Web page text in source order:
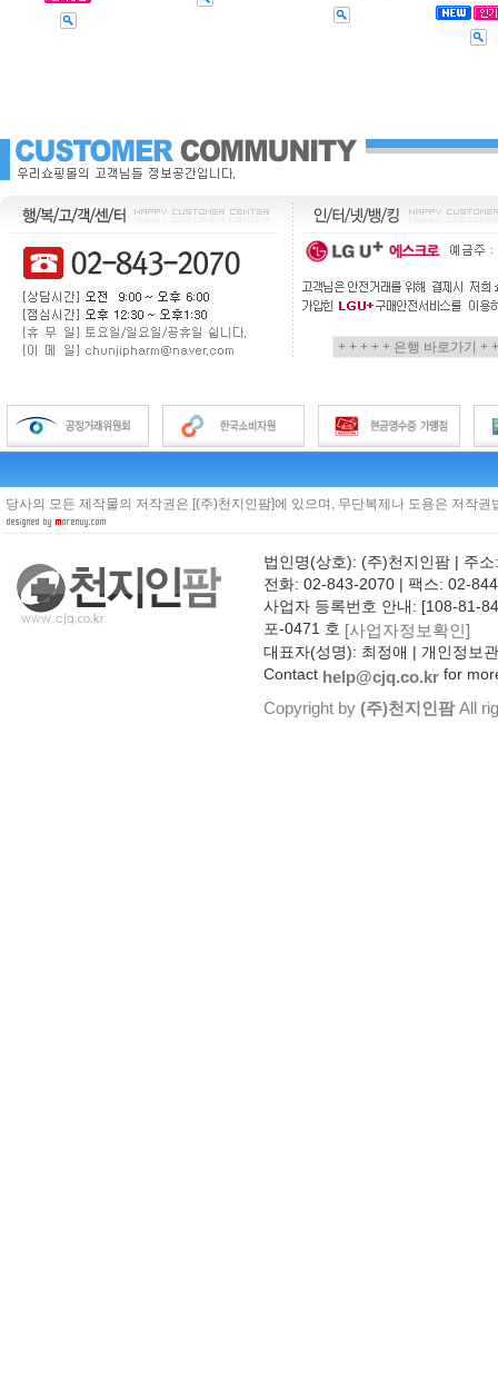
당사의 모든 제작물의 저작권은 [(주)천지인팜]에 있으며, 무단복제나 도용은 저작
법인명(상호): (주)천지인팜 | 주
전화: 02-843-2070 | 팩스: 02-
사업자 등록번호 안내: [108-81-
포-0471 호 [사업자정보확인]
대표자(성명): 최정애 | 개인정보
Contact help@cjq.co.kr for
Copyright by (주)천지인팜All